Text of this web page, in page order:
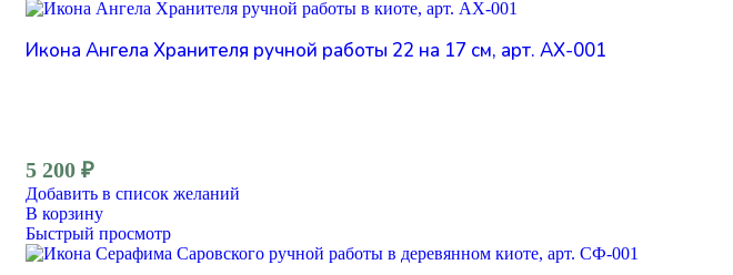
Икона Ангела Хранителя ручной работы 22 на 17 см, арт. АХ-001
5 200 ₽
Добавить в список желаний
В корзину
Быстрый просмотр